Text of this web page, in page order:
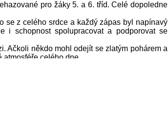
pro žáky 5. a 6. tříd. Celé dopoledne
se z celého srdce a každý zápas byl napínavý
i schopnost spolupracovat a podporovat se
Ačkoli někdo mohl odejít se zlatým pohárem a
celého dne.